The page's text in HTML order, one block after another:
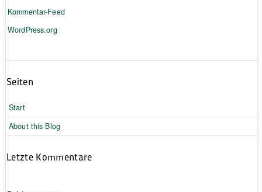
Kommentar-Feed
WordPress.org
Seiten
Start
About this Blog
Letzte Kommentare